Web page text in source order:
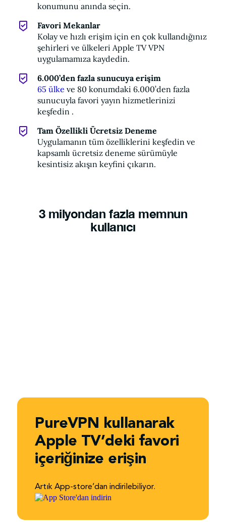
konumunu anında seçin.
Favori Mekanlar
Kolay ve hızlı erişim için en çok kullandığınız
şehirleri ve ülkeleri Apple TV VPN
uygulamamıza kaydedin.
6.000’den fazla sunucuya erişim
65 ülke ve 80 konumdaki 6.000’den fazla
sunucuyla favori yayın hizmetlerinizi
keşfedin .
Tam Özellikli Ücretsiz Deneme
Uygulamanın tüm özelliklerini keşfedin ve
kapsamlı ücretsiz deneme sürümüyle
kesintisiz akışın keyfini çıkarın.
3 milyondan fazla memnun
kullanıcı
PureVPN kullanarak
Apple TV’deki favori
içeriğinize erişin
Artık App-store’dan indirilebiliyor.